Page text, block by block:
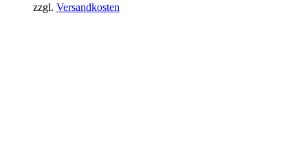
zzgl. Versandkosten